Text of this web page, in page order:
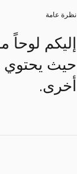
نظرة عامة
إليكم لوحاً
حيث يحتوي
أخرى.